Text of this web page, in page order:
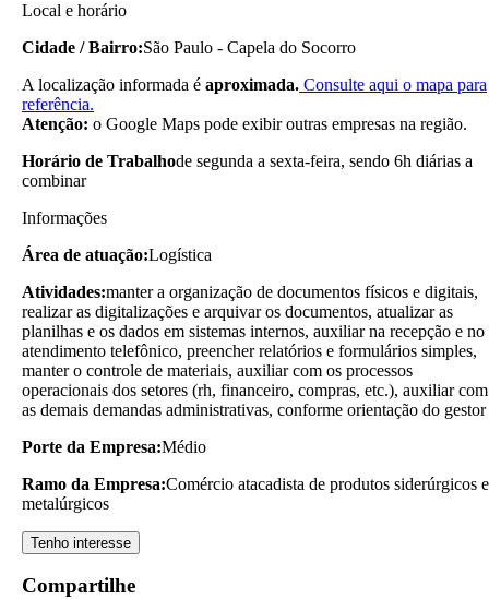
Local e horário
Cidade / Bairro:São Paulo - Capela do Socorro
A localização informada é aproximada. Consulte aqui o mapa para
referência.
Atenção: o Google Maps pode exibir outras empresas na região.
Horário de Trabalhode segunda a sexta-feira, sendo 6h diárias a
combinar
Informações
Área de atuação:Logística
Atividades:manter a organização de documentos físicos e digitais,
realizar as digitalizações e arquivar os documentos, atualizar as
planilhas e os dados em sistemas internos, auxiliar na recepção e no
atendimento telefônico, preencher relatórios e formulários simples,
manter o controle de materiais, auxiliar com os processos
operacionais dos setores (rh, financeiro, compras, etc.), auxiliar com
as demais demandas administrativas, conforme orientação do gestor
Porte da Empresa:Médio
Ramo da Empresa:Comércio atacadista de produtos siderúrgicos e
metalúrgicos
Tenho interesse
Compartilhe